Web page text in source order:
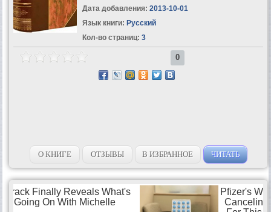
Дата добавления: 2013-10-01
Язык книги: Русский
Кол-во страниц: 3
0
О КНИГЕ ОТЗЫВЫ В ИЗБРАННОЕ ЧИТАТЬ